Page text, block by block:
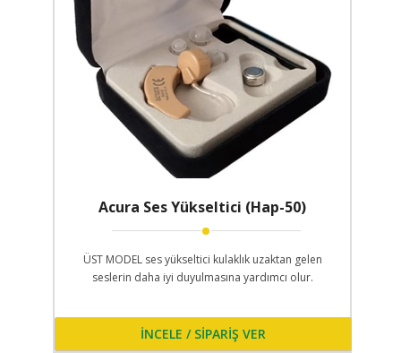
Acura Ses Yükseltici (Hap-50)
ÜST MODEL ses yükseltici kulaklık uzaktan gelen
seslerin daha iyi duyulmasına yardımcı olur.
İNCELE / SİPARİŞ VER